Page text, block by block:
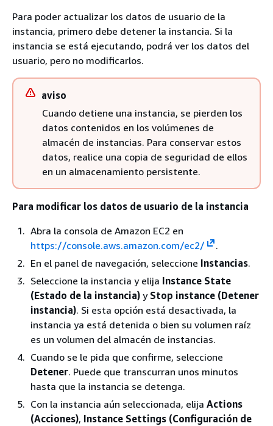
Para poder actualizar los datos de usuario de la
instancia, primero debe detener la instancia. Si la
instancia se está ejecutando, podrá ver los datos del
usuario, pero no modificarlos.
aviso
Cuando detiene una instancia, se pierden los
datos contenidos en los volúmenes de
almacén de instancias. Para conservar estos
datos, realice una copia de seguridad de ellos
en un almacenamiento persistente.
Para modificar los datos de usuario de la instancia
Abra la consola de Amazon EC2 en
https://console.aws.amazon.com/ec2/
.
En el panel de navegación, seleccione Instancias.
Seleccione la instancia y elija Instance State
(Estado de la instancia) y Stop instance (Detener
instancia). Si esta opción está desactivada, la
instancia ya está detenida o bien su volumen raíz
es un volumen del almacén de instancias.
Cuando se le pida que confirme, seleccione
Detener. Puede que transcurran unos minutos
hasta que la instancia se detenga.
Con la instancia aún seleccionada, elija Actions
(Acciones), Instance Settings (Configuración de